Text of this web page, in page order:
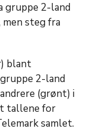
gruppe 2-land
steg fra
blant
2-land
(grønt) i
tallene for
samlet.